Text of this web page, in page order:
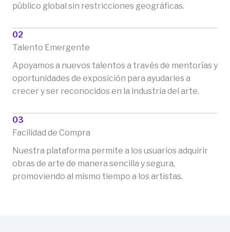
público global sin restricciones geográficas.
02
Talento Emergente
Apoyamos a nuevos talentos a través de mentorías y
oportunidades de exposición para ayudarles a
crecer y ser reconocidos en la industria del arte.
03
Facilidad de Compra
Nuestra plataforma permite a los usuarios adquirir
obras de arte de manera sencilla y segura,
promoviendo al mismo tiempo a los artistas.